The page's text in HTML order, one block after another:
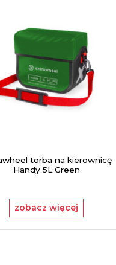
torba na kierownicę
Handy 5L Green
zobacz więcej